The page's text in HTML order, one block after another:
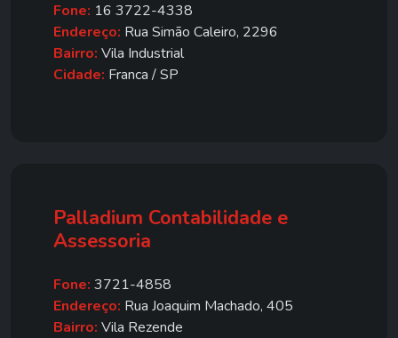
Fone: 16 3722-4338
Endereço: Rua Simão Caleiro, 2296
Bairro: Vila Industrial
Cidade: Franca / SP
Palladium Contabilidade e
Assessoria
Fone: 3721-4858
Endereço: Rua Joaquim Machado, 405
Bairro: Vila Rezende